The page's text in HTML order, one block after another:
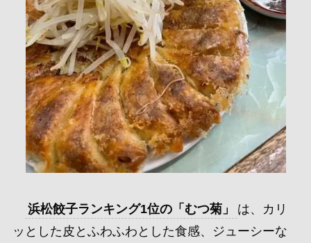
浜松餃子ランキング1位の「むつ菊」
は、カリ
ッとした皮とふわふわとした食感、ジューシーな